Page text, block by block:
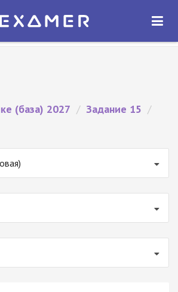
— ЕГЭ 2027
ОТКРЫТЬ
(база) 2027 / Задание 15 /